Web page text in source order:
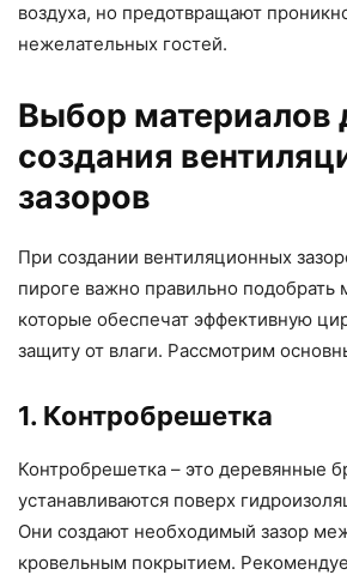
воздуха, но предотвращают
нежелательных гостей.
Выбор материалов
создания
зазоров
При создании вентиляционных
пироге важно правильно подобрать
которые обеспечат эффективную
защиту от влаги. Рассмотрим
1. Контробрешетка
Контробрешетка – это деревянные
устанавливаются поверх
Они создают необходимый зазор
кровельным покрытием.